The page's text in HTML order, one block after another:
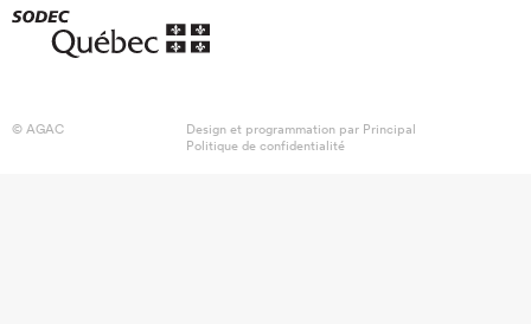
© AGAC Design et programmation par Principal
Politique de confidentialité